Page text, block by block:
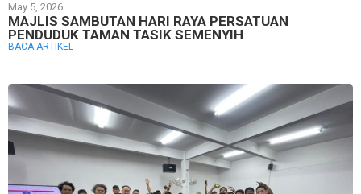
May 5, 2026
MAJLIS SAMBUTAN HARI RAYA PERSATUAN
PENDUDUK TAMAN TASIK SEMENYIH
BACA ARTIKEL